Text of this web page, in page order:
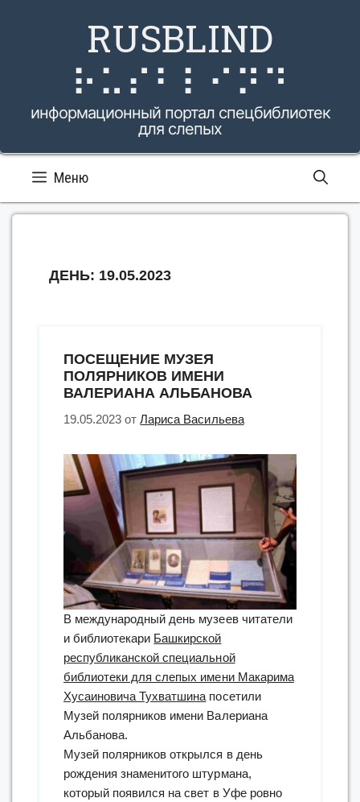
RUSBLIND
⠗⠥⠎⠃⠇⠊⠝⠙
информационный портал спецбиблиотек
для слепых
Меню
ДЕНЬ: 19.05.2023
ПОСЕЩЕНИЕ МУЗЕЯ
ПОЛЯРНИКОВ ИМЕНИ
ВАЛЕРИАНА АЛЬБАНОВА
19.05.2023 отЛариса Васильева
В международный день музеев читатели
и библиотекари Башкирской
республиканской специальной
библиотеки для слепых имени Макарима
Хусаиновича Тухватшина посетили
Музей полярников имени Валериана
Альбанова.
Музей полярников открылся в день
рождения знаменитого штурмана,
который появился на свет в Уфе ровно